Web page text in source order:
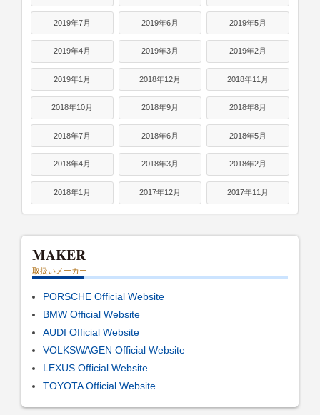
2019年7月 2019年6月 2019年5月
2019年4月 2019年3月 2019年2月
2019年1月 2018年12月 2018年11月
2018年10月 2018年9月 2018年8月
2018年7月 2018年6月 2018年5月
2018年4月 2018年3月 2018年2月
2018年1月 2017年12月 2017年11月
MAKER
取扱いメーカー
PORSCHE Official Website
BMW Official Website
AUDI Official Website
VOLKSWAGEN Official Website
LEXUS Official Website
TOYOTA Official Website